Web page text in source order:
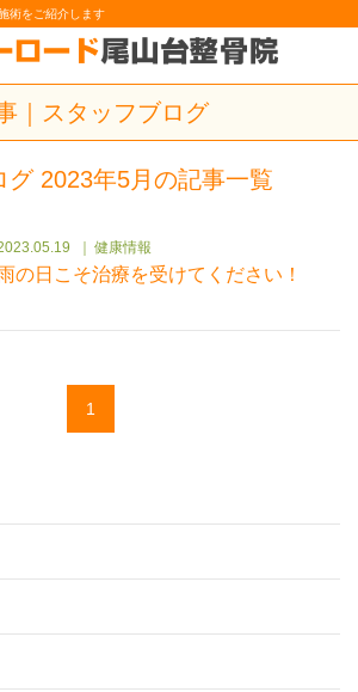
術をご紹介します
｜スタッフブログ
グ 2023年5月の記事一覧
健康情報
の日こそ治療を受けてください！
1